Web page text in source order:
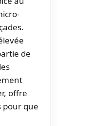
de
offre
pour que